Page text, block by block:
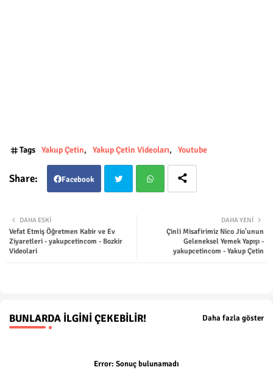
Tags Yakup Çetin Yakup Çetin Videoları Youtube
Facebook
ter
DAHA YENI
Çinli Misafirimiz Nico Jio'unun
Geleneksel Yemek Yapışı -
yakupcetincom - Yakup Çetin
DAHA ESKI
Vefat Etmiş Öğretmen Kabir ve Ev
Ziyaretleri - yakupcetincom - Bozkir
Videolari
BUNLARDA İLGINI ÇEKEBILIR! Daha fazla göster
Error: Sonuç bulunamadı